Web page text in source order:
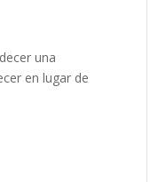
una
en lugar de